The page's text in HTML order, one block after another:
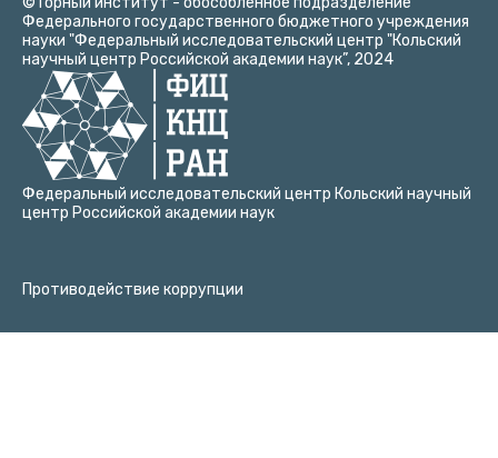
Федерального государственного бюджетного учреждения
науки "Федеральный исследовательский центр "Кольский
научный центр Российской академии наук”, 2024
Федеральный исследовательский центр Кольский научный
центр Российской академии наук
Противодействие коррупции